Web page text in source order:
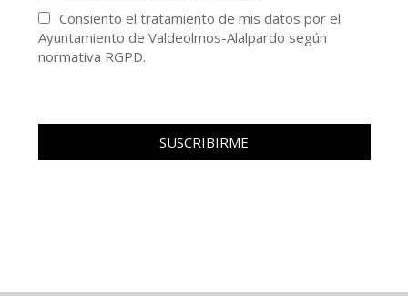
Consiento el tratamiento de mis datos por el
Ayuntamiento de Valdeolmos-Alalpardo según
normativa RGPD.